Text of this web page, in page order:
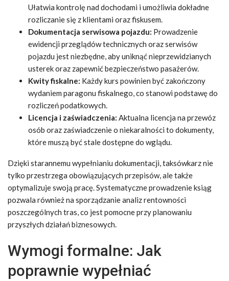
Ułatwia kontrolę nad dochodami i umożliwia dokładne
rozliczanie się z klientami oraz fiskusem.
Dokumentacja serwisowa pojazdu: Prowadzenie
ewidencji przeglądów technicznych oraz serwisów
pojazdu jest niezbędne, aby uniknąć nieprzewidzianych
usterek oraz zapewnić bezpieczeństwo pasażerów.
Kwity fiskalne: Każdy kurs powinien być zakończony
wydaniem paragonu fiskalnego, co stanowi podstawę do
rozliczeń podatkowych.
Licencja i zaświadczenia: Aktualna licencja na przewóz
osób oraz zaświadczenie o niekaralności to dokumenty,
które muszą być stale dostępne do wglądu.
Dzięki starannemu wypełnianiu dokumentacji, taksówkarz nie
tylko przestrzega obowiązujących przepisów, ale także
optymalizuje swoją pracę. Systematyczne prowadzenie ksiąg
pozwala również na sporządzanie analiz rentowności
poszczególnych tras, co jest pomocne przy planowaniu
przyszłych działań biznesowych.
Wymogi formalne: Jak
poprawnie wypełniać